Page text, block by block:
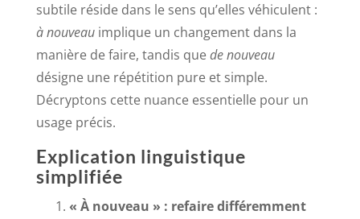
subtile réside dans le sens qu’elles véhiculent :
à nouveauimplique un changement dans la
manière de faire, tandis quede nouveau
désigne une répétition pure et simple.
Décryptons cette nuance essentielle pour un
usage précis.
Explication linguistique
simplifiée
« À nouveau » : refaire différemment